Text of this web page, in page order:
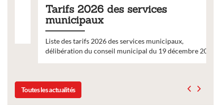
Tarifs 2026 des services
municipaux
Liste des tarifs 2026 des services municipaux,
délibération du conseil municipal du 19 décembre 2025
Toutes les actualités